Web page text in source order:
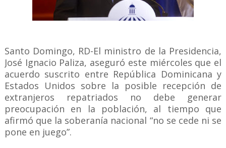
Santo Domingo, RD-El ministro de la Presidencia,
José Ignacio Paliza, aseguró este miércoles que el
acuerdo suscrito entre República Dominicana y
Estados Unidos sobre la posible recepción de
extranjeros repatriados no debe generar
preocupación en la población, al tiempo que
afirmó que la soberanía nacional “no se cede ni se
pone en juego”.